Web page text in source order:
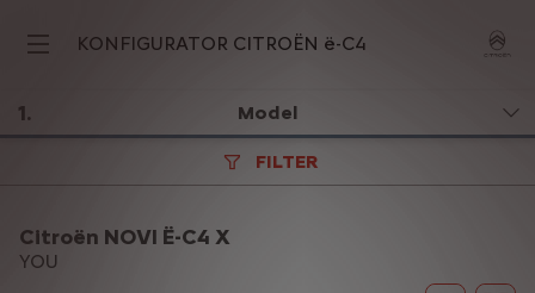
KONFIGURATOR CITROËN ë-C4
1. Model
FILTER
Citroën NOVI Ë-C4 X
YOU